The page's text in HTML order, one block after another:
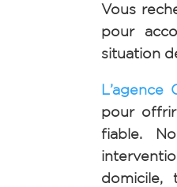
Vous
pour
situation
L’agence
pour
fiable.